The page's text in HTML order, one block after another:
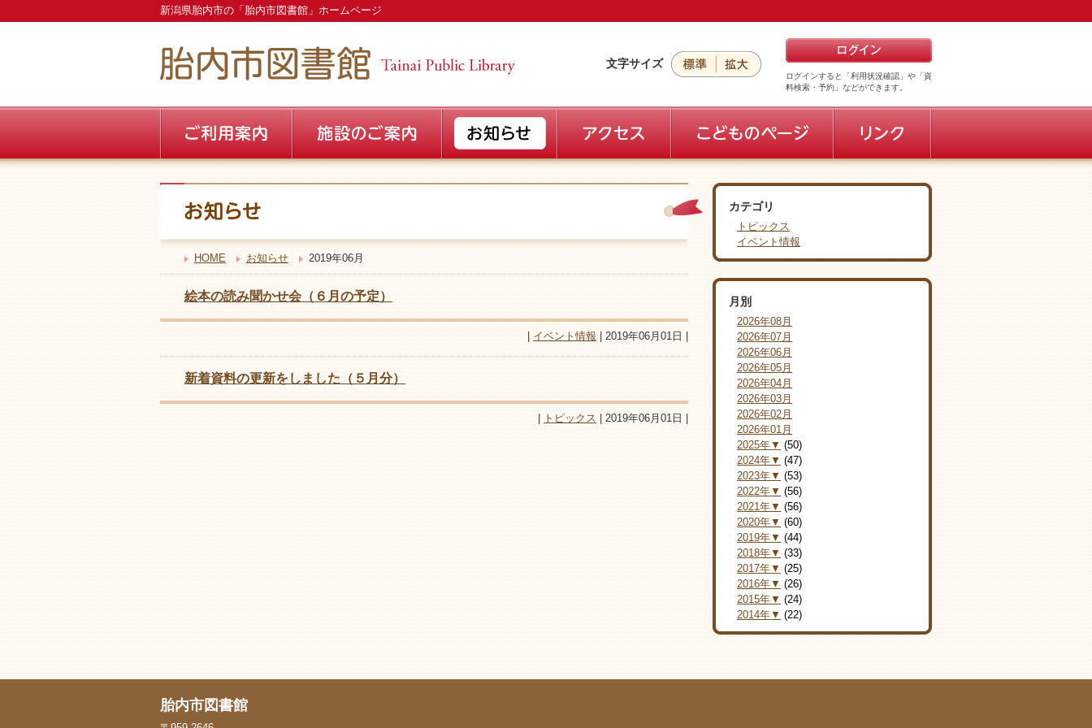
新潟県胎内市の「胎内市図書館」ホームページ
文字サイズ
ログインすると「利用状況確認」や「資
料検索・予約」などができます。
HOME お知らせ 2019年06月
絵本の読み聞かせ会（６月の予定）
イベント情報 | 2019年06月01日 |
新着資料の更新をしました（５月分）
トピックス | 2019年06月01日 |
カテゴリ
トピックス
イベント情報
月別
2026年08月
2026年07月
2026年06月
2026年05月
2026年04月
2026年03月
2026年02月
2026年01月
2025年▼ (50)
2024年▼ (47)
2023年▼ (53)
2022年▼ (56)
2021年▼ (56)
2020年▼ (60)
2019年▼ (44)
2018年▼ (33)
2017年▼ (25)
2016年▼ (26)
2015年▼ (24)
2014年▼ (22)
胎内市図書館